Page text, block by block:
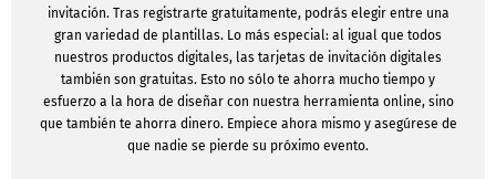
invitación. Tras registrarte gratuitamente, podrás elegir entre una
gran variedad de plantillas. Lo más especial: al igual que todos
nuestros productos digitales, las tarjetas de invitación digitales
también son gratuitas. Esto no sólo te ahorra mucho tiempo y
esfuerzo a la hora de diseñar con nuestra herramienta online, sino
que también te ahorra dinero. Empiece ahora mismo y asegúrese de
que nadie se pierde su próximo evento.